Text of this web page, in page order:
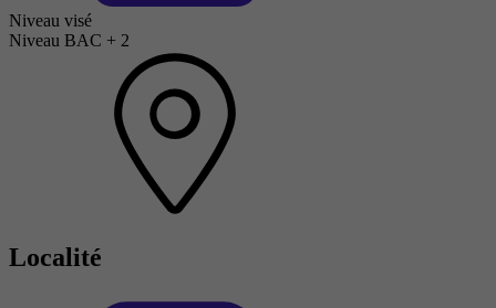
Niveau visé
Niveau BAC + 2
Localité